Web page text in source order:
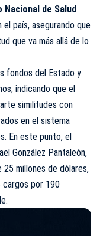
Nacional de Salud
país, asegurando que
que va más allá de lo
fondos del Estado y
indicando que el
similitudes con
en el sistema
En este punto, el
González Pantaleón,
millones de dólares,
cargos por 190